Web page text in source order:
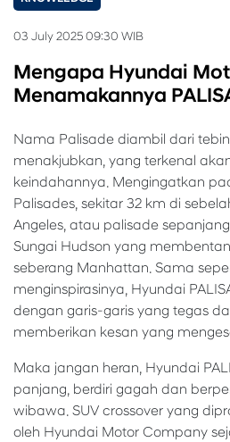
03 July 2025 09:30 WIB
Mengapa Hyundai
Menamakannya
Nama Palisade diambil dari
menakjubkan, yang terkenal
keindahannya. Mengingatkan
Palisades, sekitar 32 km di
Angeles, atau palisade
Sungai Hudson yang
seberang Manhattan. Sama
menginspirasinya, Hyundai
dengan garis-garis yang tegas
memberikan kesan yang
Maka jangan heran, Hyundai
panjang, berdiri gagah dan
wibawa. SUV crossover yang
oleh Hyundai Motor Company